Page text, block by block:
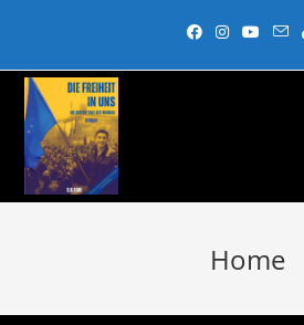
Home